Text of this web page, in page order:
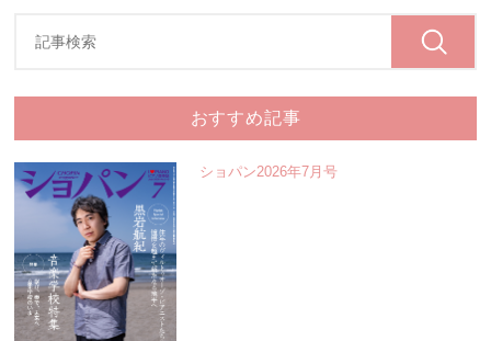
おすすめ記事
ショパン2026年7月号